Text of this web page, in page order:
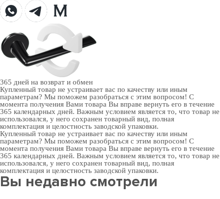
365 дней на возврат и обмен
Купленный товар не устраивает вас по качеству или иным
параметрам? Мы поможем разобраться с этим вопросом! С
момента получения Вами товара Вы вправе вернуть его в течение
365 календарных дней. Важным условием является то, что товар не
использовался, у него сохранен товарный вид, полная
комплектация и целостность заводской упаковки.
Купленный товар не устраивает вас по качеству или иным
параметрам? Мы поможем разобраться с этим вопросом! С
момента получения Вами товара Вы вправе вернуть его в течение
365 календарных дней. Важным условием является то, что товар не
использовался, у него сохранен товарный вид, полная
комплектация и целостность заводской упаковки.
Вы недавно смотрели